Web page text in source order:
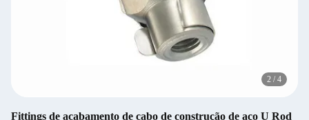
2 / 4
Fittings de acabamento de cabo de construção de aço U Rod